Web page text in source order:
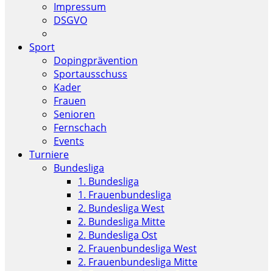
Impressum
DSGVO
Sport
Dopingprävention
Sportausschuss
Kader
Frauen
Senioren
Fernschach
Events
Turniere
Bundesliga
1. Bundesliga
1. Frauenbundesliga
2. Bundesliga West
2. Bundesliga Mitte
2. Bundesliga Ost
2. Frauenbundesliga West
2. Frauenbundesliga Mitte